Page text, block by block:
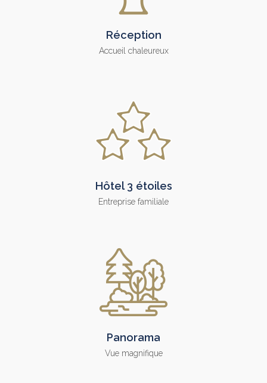
Réception
Accueil chaleureux
Hôtel 3 étoiles
Entreprise familiale
Panorama
Vue magnifique